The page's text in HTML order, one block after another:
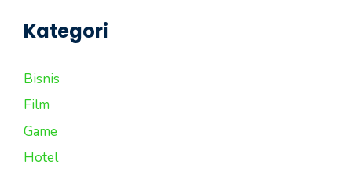
Kategori
Bisnis
Film
Game
Hotel